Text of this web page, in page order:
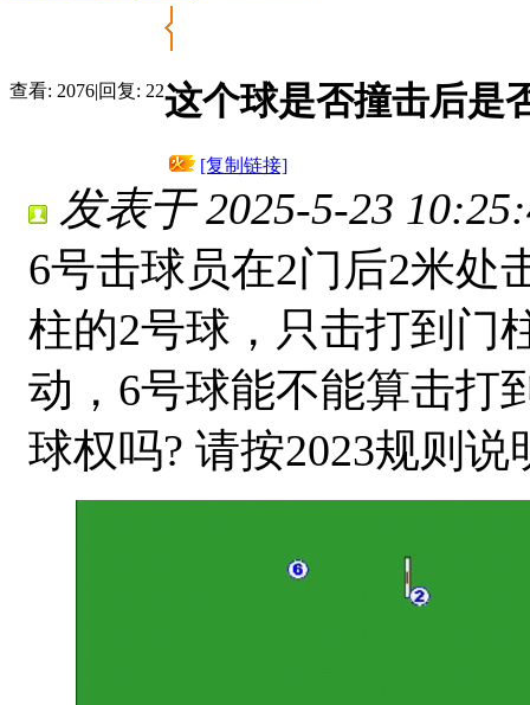
查看: 2076|回复: 22这个球是否撞击后是
[复制链接]
发表于 2025-5-23
6号击球员在2门后2米处
柱的2号球，只击打到门
动，6号球能不能算击打
球权吗? 请按2023规则说